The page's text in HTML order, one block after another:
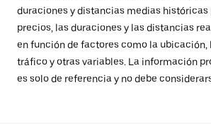
duraciones y distancias medias históricas
precios, las duraciones y las distancias
en función de factores como la ubicación,
tráfico y otras variables. La información
es solo de referencia y no debe